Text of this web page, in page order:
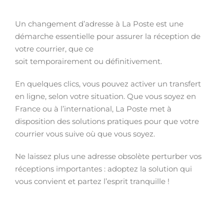
Un changement d’adresse à La Poste est une
démarche essentielle pour assurer la réception de
votre courrier, que ce
soit temporairement ou définitivement.
En quelques clics, vous pouvez activer un transfert
en ligne, selon votre situation. Que vous soyez en
France ou à l’international, La Poste met à
disposition des solutions pratiques pour que votre
courrier vous suive où que vous soyez.
Ne laissez plus une adresse obsolète perturber vos
réceptions importantes : adoptez la solution qui
vous convient et partez l’esprit tranquille !